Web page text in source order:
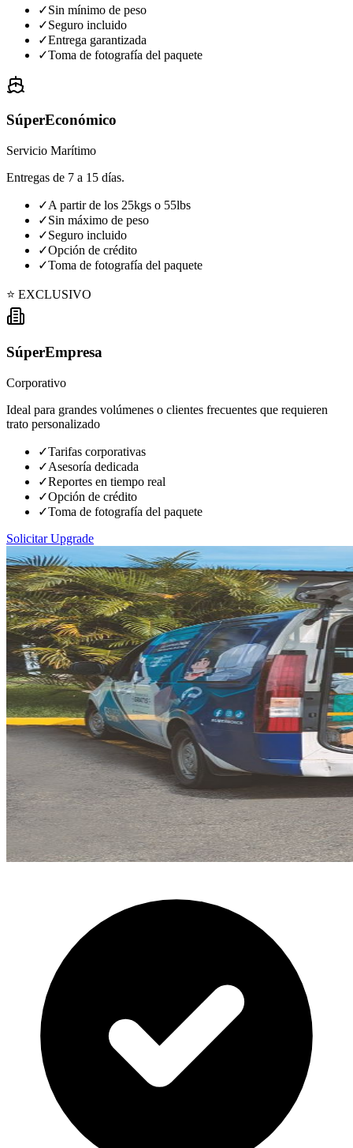
✓Sin mínimo de peso
✓Seguro incluido
✓Entrega garantizada
✓Toma de fotografía del paquete
SúperEconómico
Servicio Marítimo
Entregas de 7 a 15 días.
✓A partir de los 25kgs o 55lbs
✓Sin máximo de peso
✓Seguro incluido
✓Opción de crédito
✓Toma de fotografía del paquete
⭐ EXCLUSIVO
SúperEmpresa
Corporativo
Ideal para grandes volúmenes o clientes frecuentes que requieren
trato personalizado
✓Tarifas corporativas
✓Asesoría dedicada
✓Reportes en tiempo real
✓Opción de crédito
✓Toma de fotografía del paquete
Solicitar Upgrade